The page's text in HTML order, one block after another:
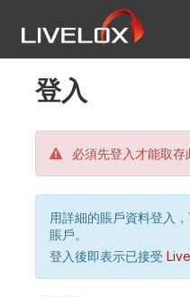
登入
必須先登入才能取存
用詳細的賬戶資料登入
賬戶。
登入後即表示已接受